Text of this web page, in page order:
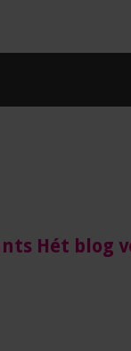
Hét blog